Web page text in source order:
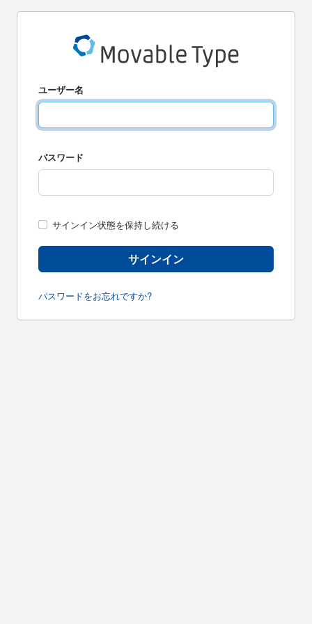
ユーザー名
パスワード
サインイン状態を保持し続ける
パスワードをお忘れですか?
サインイン